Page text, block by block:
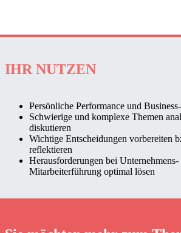
IHR NUTZEN
Persönliche Performance und
Schwierige und komplexe Themen
diskutieren
Wichtige Entscheidungen vorbereiten
reflektieren
Herausforderungen bei Unternehmens-
Mitarbeiterführung optimal lösen